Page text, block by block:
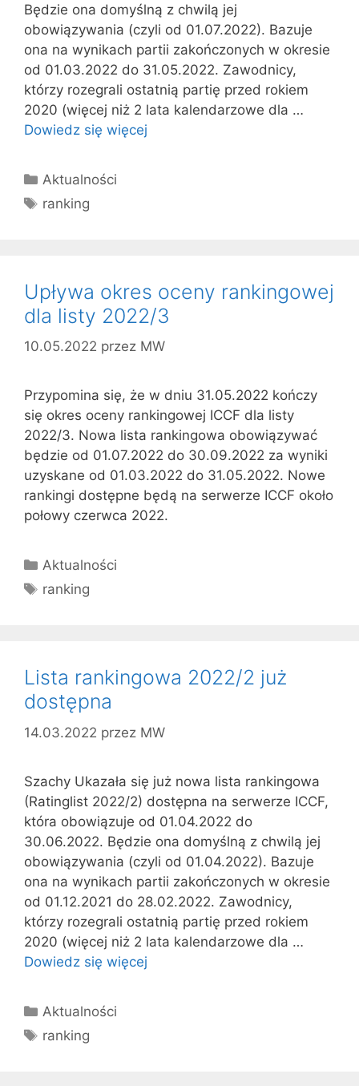
Będzie ona domyślną z chwilą jej
obowiązywania (czyli od 01.07.2022). Bazuje
ona na wynikach partii zakończonych w okresie
od 01.03.2022 do 31.05.2022. Zawodnicy,
którzy rozegrali ostatnią partię przed rokiem
2020 (więcej niż 2 lata kalendarzowe dla …
Dowiedz się więcej
Kategorie
Aktualności
Tagi
ranking
Upływa okres oceny rankingowej
dla listy 2022/3
10.05.2022 przez MW
Przypomina się, że w dniu 31.05.2022 kończy
się okres oceny rankingowej ICCF dla listy
2022/3. Nowa lista rankingowa obowiązywać
będzie od 01.07.2022 do 30.09.2022 za wyniki
uzyskane od 01.03.2022 do 31.05.2022. Nowe
rankingi dostępne będą na serwerze ICCF około
połowy czerwca 2022.
Kategorie
Aktualności
Tagi
ranking
Lista rankingowa 2022/2 już
dostępna
14.03.2022 przez MW
Szachy Ukazała się już nowa lista rankingowa
(Ratinglist 2022/2) dostępna na serwerze ICCF,
która obowiązuje od 01.04.2022 do
30.06.2022. Będzie ona domyślną z chwilą jej
obowiązywania (czyli od 01.04.2022). Bazuje
ona na wynikach partii zakończonych w okresie
od 01.12.2021 do 28.02.2022. Zawodnicy,
którzy rozegrali ostatnią partię przed rokiem
2020 (więcej niż 2 lata kalendarzowe dla …
Dowiedz się więcej
Kategorie
Aktualności
Tagi
ranking